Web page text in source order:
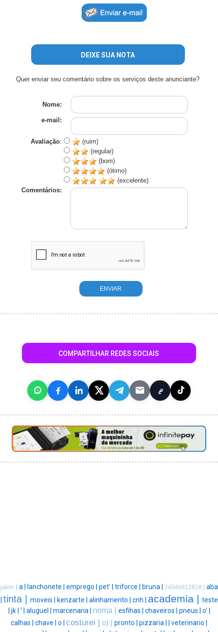
DEIXE SUA NOTA
Quer enviar seu comentário sobre os serviços deste anunciante?
Nome:
e-mail:
Avaliação:
(ruim)
(regular)
(bom)
(ótimo)
(excelente)
Comentários:
COMPARTILHAR REDES SOCIAIS
jalon | a | lanchonete | emprego | pet' | triforce | bruna | 24046812818 | aba
tinta | moveis | kenzarte | alinhamento | cnh | academia | teste
jk | ' | aluguel | marcenaria | noma | esfihas | chaveiros | pneus | o' |
calhas | chave | o | costurei | o) | pronto | pizzaria |
veterinario |